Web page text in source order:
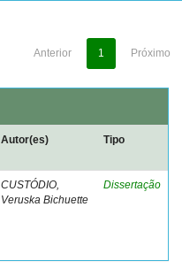
Anterior 1 Próximo
Autor(es) Tipo
CUSTÓDIO,
Veruska Bichuette
Dissertação